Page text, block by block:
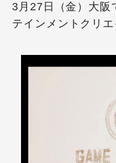
3月27日（金）大阪
テインメントクリエ